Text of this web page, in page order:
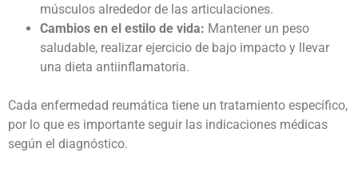
músculos alrededor de las articulaciones.
Cambios en el estilo de vida: Mantener un peso
saludable, realizar ejercicio de bajo impacto y llevar
una dieta antiinflamatoria.
Cada enfermedad reumática tiene un tratamiento específico,
por lo que es importante seguir las indicaciones médicas
según el diagnóstico.